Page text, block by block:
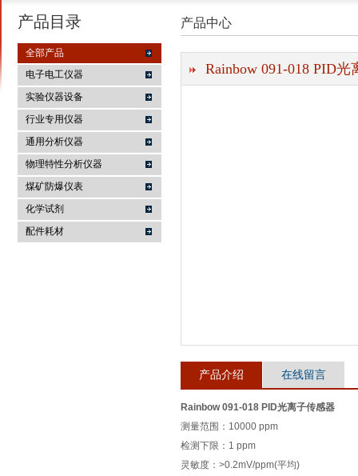
麦科仪（北京）科技有限公司
产品目录
全部产品
电子电工仪器
实验仪器设备
行业专用仪器
通用分析仪器
物理特性分析仪器
煤矿防爆仪表
化学试剂
配件耗材
产品中心
Rainbow 091-018 PID光
产品介绍 在线留言
Rainbow 091-018 PID光离子传感器
测量范围：10000 ppm
检测下限：1 ppm
灵敏度：>0.2mV/ppm(平均)